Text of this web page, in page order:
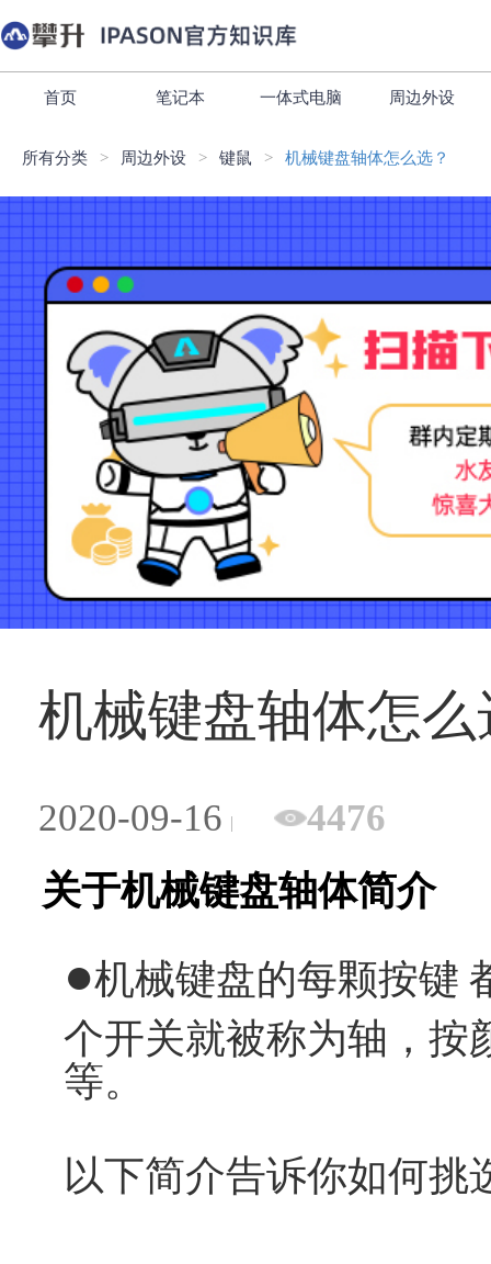
首页 笔记本 一体式电脑 周边外设
所有分类 周边外设 键鼠 机械键盘轴体怎么选？
机械键盘轴体怎么
2020-09-16 4476
关于机械键盘轴体简介
●机械键盘的每颗按键
个开关就被称为轴，按
等。
以下简介告诉你如何